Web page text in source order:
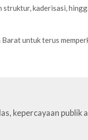
struktur, kaderisasi,
untuk terus
kepercayaan publik